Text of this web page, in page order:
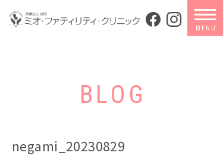
BLOG
negami_20230829